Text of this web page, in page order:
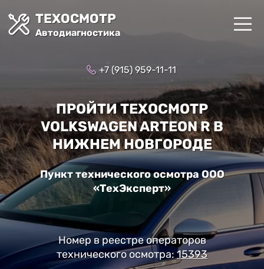
ТЕХОСМОТР
Автодиагностика
+7 (915) 959-11-11
ПРОЙТИ ТЕХОСМОТР
VOLKSWAGEN ARTEON R В
НИЖНЕМ НОВГОРОДЕ
Пункт технического осмотра ООО
«ТехЭксперт»
Номер в реестре операторов
технического осмотра:15393